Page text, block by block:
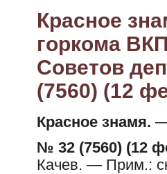
Красное
горкома
Советов
(7560) (12
Красное знамя. —
№ 32 (7560) (12
Качев. — Прим.: